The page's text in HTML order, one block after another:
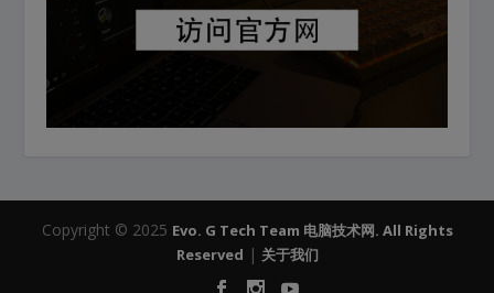
Copyright © 2025 Evo. G Tech Team 电脑技术网. All Rights
Reserved | 关于我们